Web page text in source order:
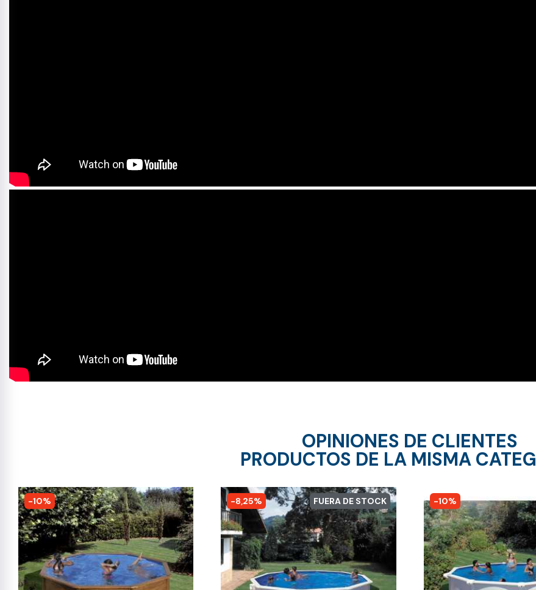
OPINIONES DE CLIENTES
PRODUCTOS DE LA MISMA
-10% -8,25% FUERA DE STOCK -10%